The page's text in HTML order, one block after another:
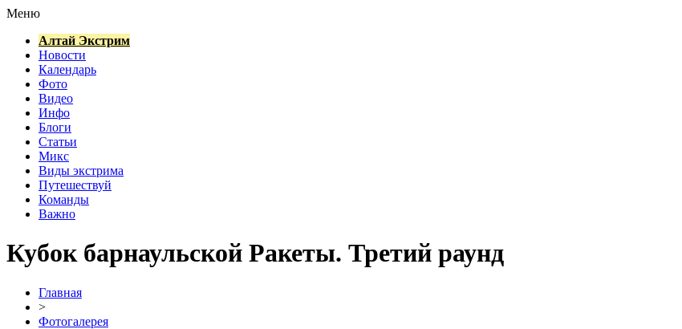
Меню
Алтай Экстрим
Новости
Календарь
Фото
Видео
Инфо
Блоги
Статьи
Микс
Виды экстрима
Путешествуй
Команды
Важно
Кубок барнаульской Ракеты. Третий раунд
Главная
>
Фотогалерея